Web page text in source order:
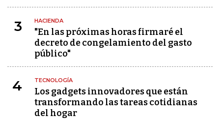
3 HACIENDA
"En las próximas horas firmaré el
decreto de congelamiento del gasto
público"
4 TECNOLOGÍA
Los gadgets innovadores que están
transformando las tareas cotidianas
del hogar